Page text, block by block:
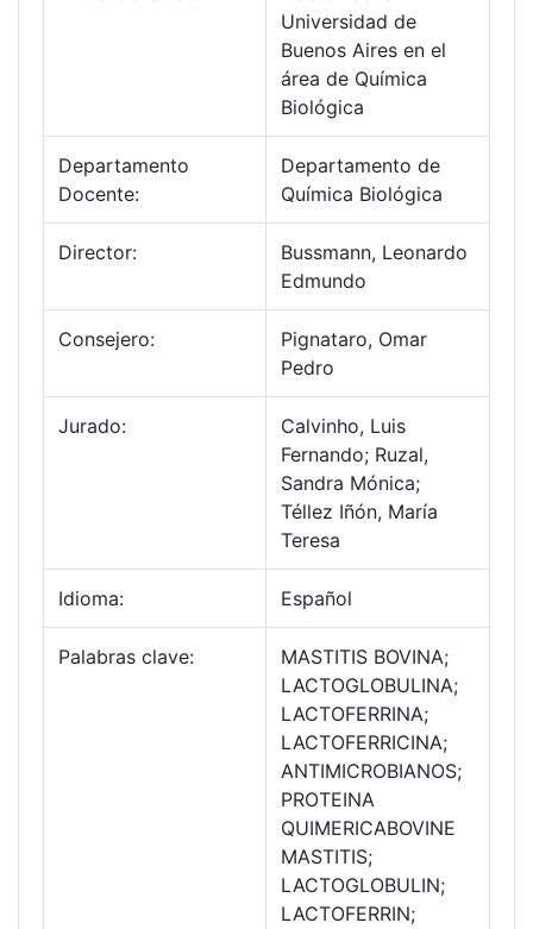
Universidad de
Buenos Aires en el
área de Química
Biológica
Departamento
Docente:
Departamento de
Química Biológica
Director:
Bussmann, Leonardo
Edmundo
Consejero:
Pignataro, Omar
Pedro
Jurado:
Calvinho, Luis
Fernando; Ruzal,
Sandra Mónica;
Téllez Iñón, María
Teresa
Idioma: Español
Palabras clave:
MASTITIS BOVINA;
LACTOGLOBULINA;
LACTOFERRINA;
LACTOFERRICINA;
ANTIMICROBIANOS;
PROTEINA
QUIMERICABOVINE
MASTITIS;
LACTOGLOBULIN;
LACTOFERRIN;